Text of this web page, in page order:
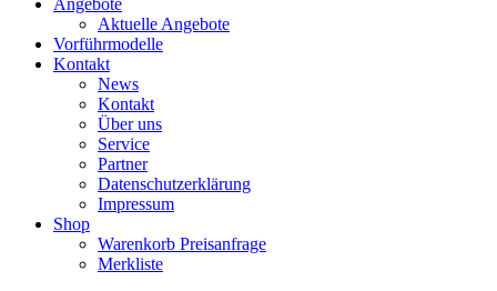
Angebote
Aktuelle Angebote
Vorführmodelle
Kontakt
News
Kontakt
Über uns
Service
Partner
Datenschutzerklärung
Impressum
Shop
Warenkorb Preisanfrage
Merkliste